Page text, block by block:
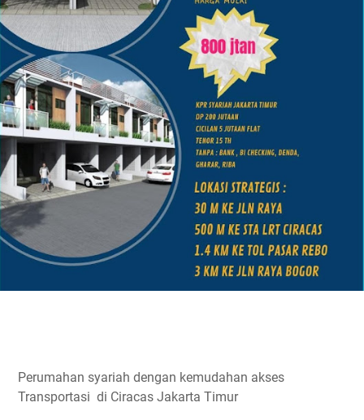
Perumahan syariah dengan kemudahan akses
Transportasi di Ciracas Jakarta Timur